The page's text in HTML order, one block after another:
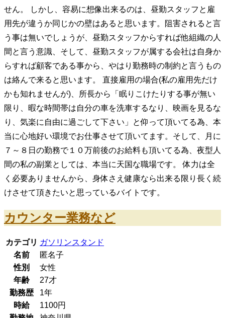
せん。 しかし、容易に想像出来るのは、昼勤スタッフと雇
用先が違うか同じかの壁はあると思います。阻害されると言
う事は無いでしょうが、昼勤スタッフからすれば他組織の人
間と言う意識、そして、昼勤スタッフが属する会社は自身か
らすれば顧客である事から、やはり勤務時の制約と言うもの
は絡んで来ると思います。 直接雇用の場合(私の雇用先だけ
かも知れませんが)、所長から「眠りこけたりする事が無い
限り、暇な時間帯は自分の車を洗車するなり、映画を見るな
り、気楽に自由に過ごして下さい」と仰って頂いてる為、本
当に心地好い環境でお仕事させて頂いてます。そして、月に
７～８日の勤務で１０万前後のお給料も頂いてる為、夜型人
間の私の副業としては、本当に天国な職場です。 体力は全
く必要ありませんから、身体さえ健康なら出来る限り長く続
けさせて頂きたいと思っているバイトです。
カウンター業務など
カテゴリ ガソリンスタンド
名前
匿名子
性別
女性
年齢
27才
勤務歴
1年
時給
1100円